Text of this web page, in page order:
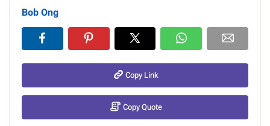
Bob Ong
Copy Link
Copy Quote